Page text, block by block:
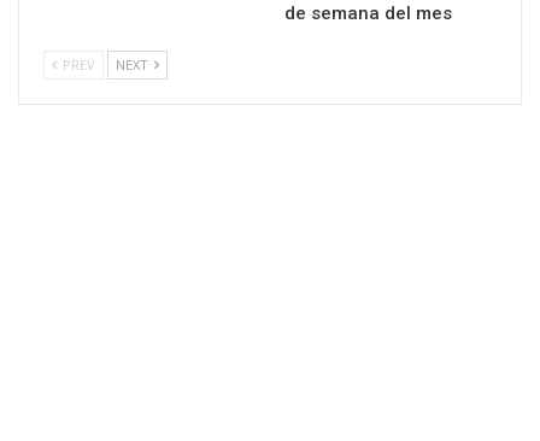
de semana del mes
PREV NEXT